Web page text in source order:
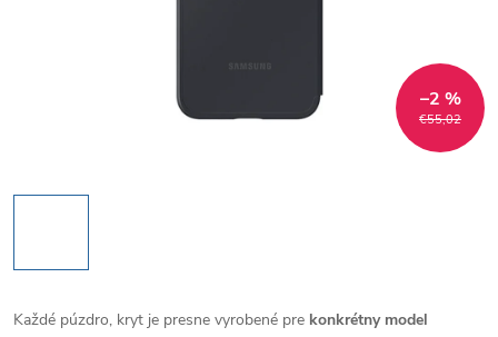
€55,02
–2 %
Každé púzdro, kryt je presne vyrobené pre konkrétny model